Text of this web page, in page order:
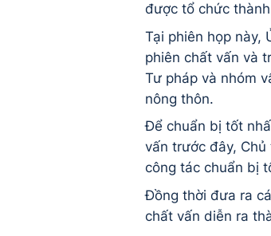
được tổ chức
Tại phiên họp này,
phiên chất vấn và
Tư pháp và nhóm
nông thôn.
Để chuẩn bị tốt
vấn trước đây,
công tác chuẩn bị
Đồng thời đưa ra
chất vấn diễn ra